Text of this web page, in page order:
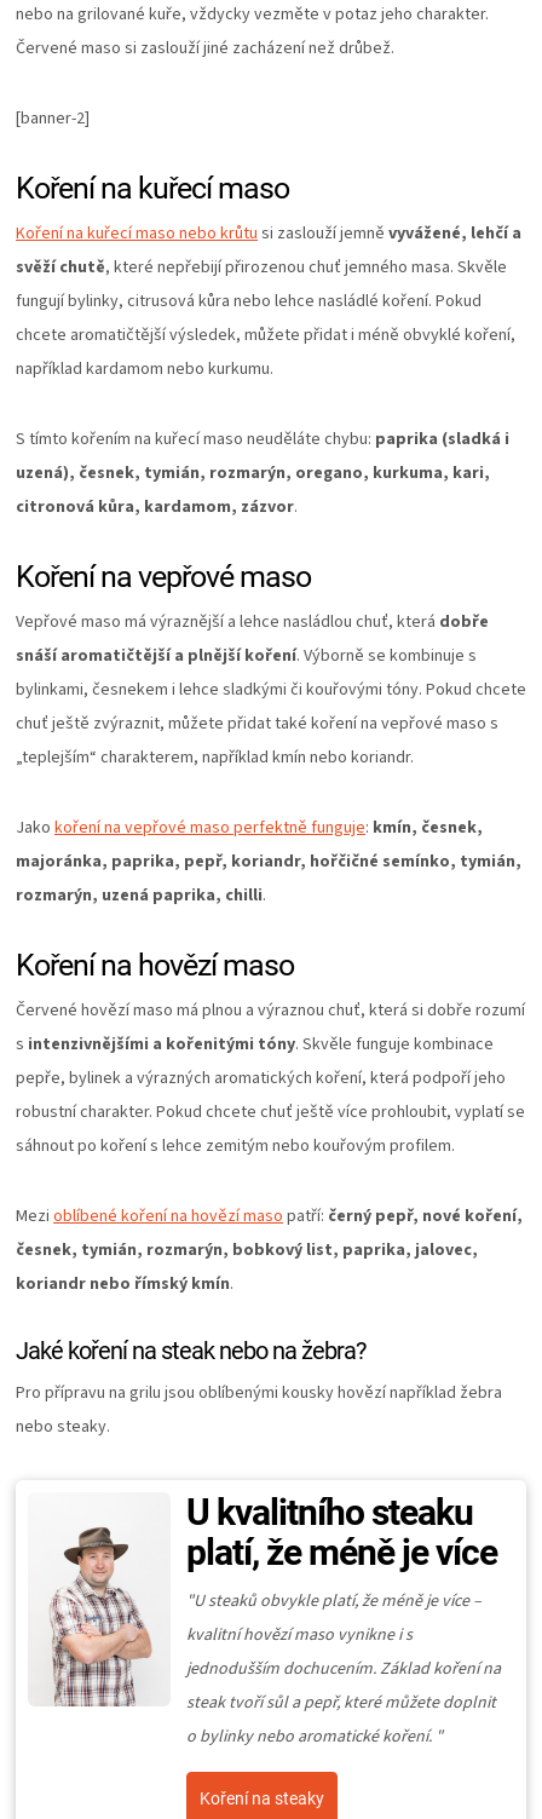
nebo na grilované kuře, vždycky vezměte v potaz jeho charakter.
Červené maso si zaslouží jiné zacházení než drůbež.
[banner-2]
Koření na kuřecí maso
Koření na kuřecí maso nebo krůtu si zaslouží jemně vyvážené, lehčí a
svěží chutě, které nepřebijí přirozenou chuť jemného masa. Skvěle
fungují bylinky, citrusová kůra nebo lehce nasládlé koření. Pokud
chcete aromatičtější výsledek, můžete přidat i méně obvyklé koření,
například kardamom nebo kurkumu.
S tímto kořením na kuřecí maso neuděláte chybu: paprika (sladká i
uzená), česnek, tymián, rozmarýn, oregano, kurkuma, kari,
citronová kůra, kardamom, zázvor.
Koření na vepřové maso
Vepřové maso má výraznější a lehce nasládlou chuť, která dobře
snáší aromatičtější a plnější koření. Výborně se kombinuje s
bylinkami, česnekem i lehce sladkými či kouřovými tóny. Pokud chcete
chuť ještě zvýraznit, můžete přidat také koření na vepřové maso s
„teplejším“ charakterem, například kmín nebo koriandr.
Jako koření na vepřové maso perfektně funguje: kmín, česnek,
majoránka, paprika, pepř, koriandr, hořčičné semínko, tymián,
rozmarýn, uzená paprika, chilli.
Koření na hovězí maso
Červené hovězí maso má plnou a výraznou chuť, která si dobře rozumí
s intenzivnějšími a kořenitými tóny. Skvěle funguje kombinace
pepře, bylinek a výrazných aromatických koření, která podpoří jeho
robustní charakter. Pokud chcete chuť ještě více prohloubit, vyplatí se
sáhnout po koření s lehce zemitým nebo kouřovým profilem.
Mezi oblíbené koření na hovězí maso patří: černý pepř, nové koření,
česnek, tymián, rozmarýn, bobkový list, paprika, jalovec,
koriandr nebo římský kmín.
Jaké koření na steak nebo na žebra?
Pro přípravu na grilu jsou oblíbenými kousky hovězí například žebra
nebo steaky.
U kvalitního steaku
platí, že méně je více
"U steaků obvykle platí, že méně je více–
kvalitní hovězí maso vynikne i s
jednodušším dochucením. Základ koření na
steak tvoří sůl a pepř, které můžete doplnit
o bylinky nebo aromatické koření. "
Koření na steaky